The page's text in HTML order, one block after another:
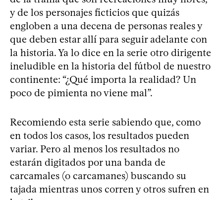
y de los personajes ficticios que quizás
engloben a una decena de personas reales y
que deben estar allí para seguir adelante con
la historia. Ya lo dice en la serie otro dirigente
ineludible en la historia del fútbol de nuestro
continente: “¿Qué importa la realidad? Un
poco de pimienta no viene mal”.
Recomiendo esta serie sabiendo que, como
en todos los casos, los resultados pueden
variar. Pero al menos los resultados no
estarán digitados por una banda de
carcamales (o carcamanes) buscando su
tajada mientras unos corren y otros sufren en